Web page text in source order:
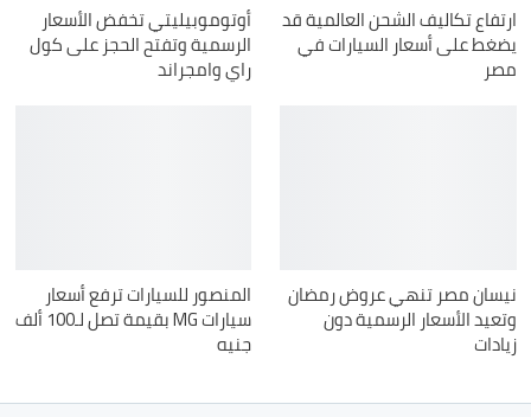
ارتفاع تكاليف الشحن العالمية قد
يضغط على أسعار السيارات في
مصر
أوتوموبيليتي تخفض الأسعار
الرسمية وتفتح الحجز على كول
راي وامجراند
نيسان مصر تنهي عروض رمضان
وتعيد الأسعار الرسمية دون
زيادات
المنصور للسيارات ترفع أسعار
سيارات MG بقيمة تصل لـ100 ألف
جنيه